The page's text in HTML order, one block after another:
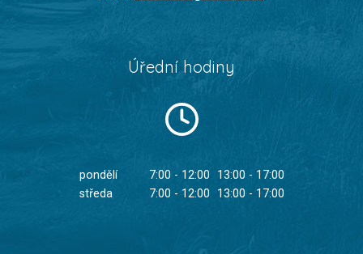
Úřední hodiny
pondělí 7:00 - 12:00
13:00 - 17:00
středa
7:00 - 12:00 13:00 - 17:00